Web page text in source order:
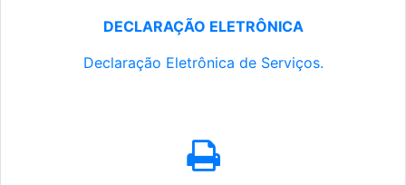
DECLARAÇÃO ELETRÔNICA
Declaração Eletrônica de Serviços.